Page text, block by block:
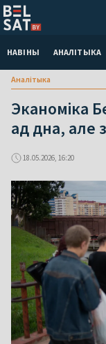
НАВІНЫ АНАЛІТЫКА
Аналітыка
Эканоміка
ад дна, але
18.05.2026, 16:20